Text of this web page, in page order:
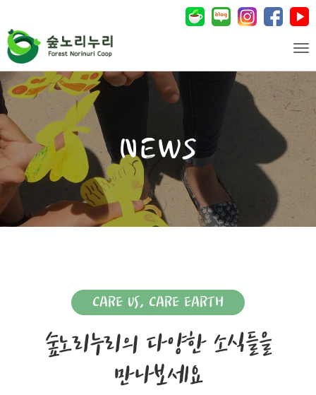
CARE US, CARE EARTH
숲노리누리의 다양한 소식들을
만나보세요